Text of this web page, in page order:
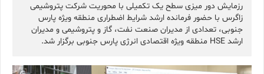
رزمایش دور میزی سطح یک تکمیلی با محوریت شرکت پتروشیمی
زاگرس با حضور فرمانده ارشد شرایط اضطراری منطقه ویژه پارس
جنوبی، تعدادی از مدیران صنعت نفت، گاز و پتروشیمی و مدیران
ارشد HSE منطقه ویژه اقتصادی انرژی پارس جنوبی برگزار شد.